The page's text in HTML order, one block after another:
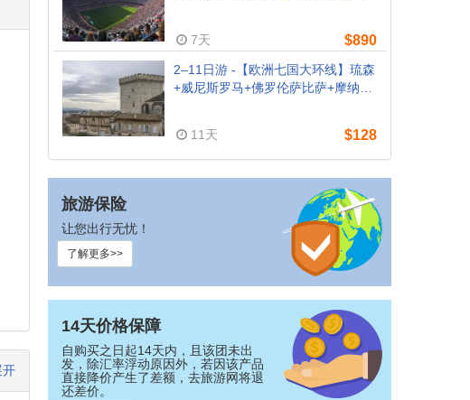
7天 $890
2–11日游 -【欧洲七国大环线】琉森
+威尼斯罗马+佛罗伦萨比萨+摩纳哥
出发，含早餐）
11天 $128
旅游保险
让您出行无忧！
了解更多>>
14天价格保障
自购买之日起14天内，且该团未出
发，除汇率浮动原因外，若因该产品
直接降价产生了差额，去旅游网将退
还差价。